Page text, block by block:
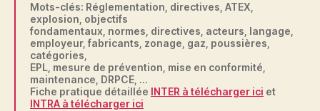
Mots-clés: Réglementation, directives, ATEX,
explosion, objectifs
fondamentaux, normes, directives, acteurs, langage,
employeur, fabricants, zonage, gaz, poussières,
catégories,
EPL, mesure de prévention, mise en conformité,
maintenance, DRPCE, …
Fiche pratique détaillée INTER à télécharger ici et
INTRA à télécharger ici